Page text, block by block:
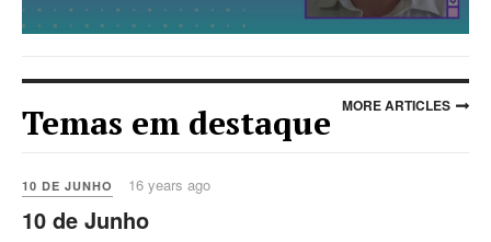
Temas em destaque MORE ARTICLES
10 DE JUNHO 16 years ago
10 de Junho